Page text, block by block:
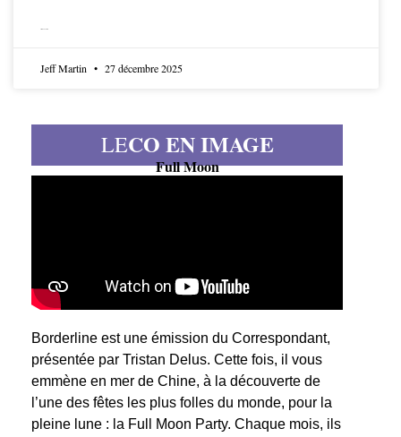
Jeff Martin 27 décembre 2025
LECO EN IMAGE
Full Moon
Borderline est une émission du Correspondant,
présentée par Tristan Delus. Cette fois, il vous
emmène en mer de Chine, à la découverte de
l’une des fêtes les plus folles du monde, pour la
pleine lune : la Full Moon Party. Chaque mois, ils